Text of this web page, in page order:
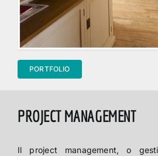
PORTFOLIO
PROJECT MANAGEMENT
Il project management, o